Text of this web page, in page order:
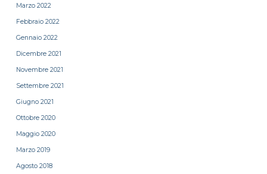
Marzo 2022
Febbraio 2022
Gennaio 2022
Dicembre 2021
Novembre 2021
Settembre 2021
Giugno 2021
Ottobre 2020
Maggio 2020
Marzo 2019
Agosto 2018